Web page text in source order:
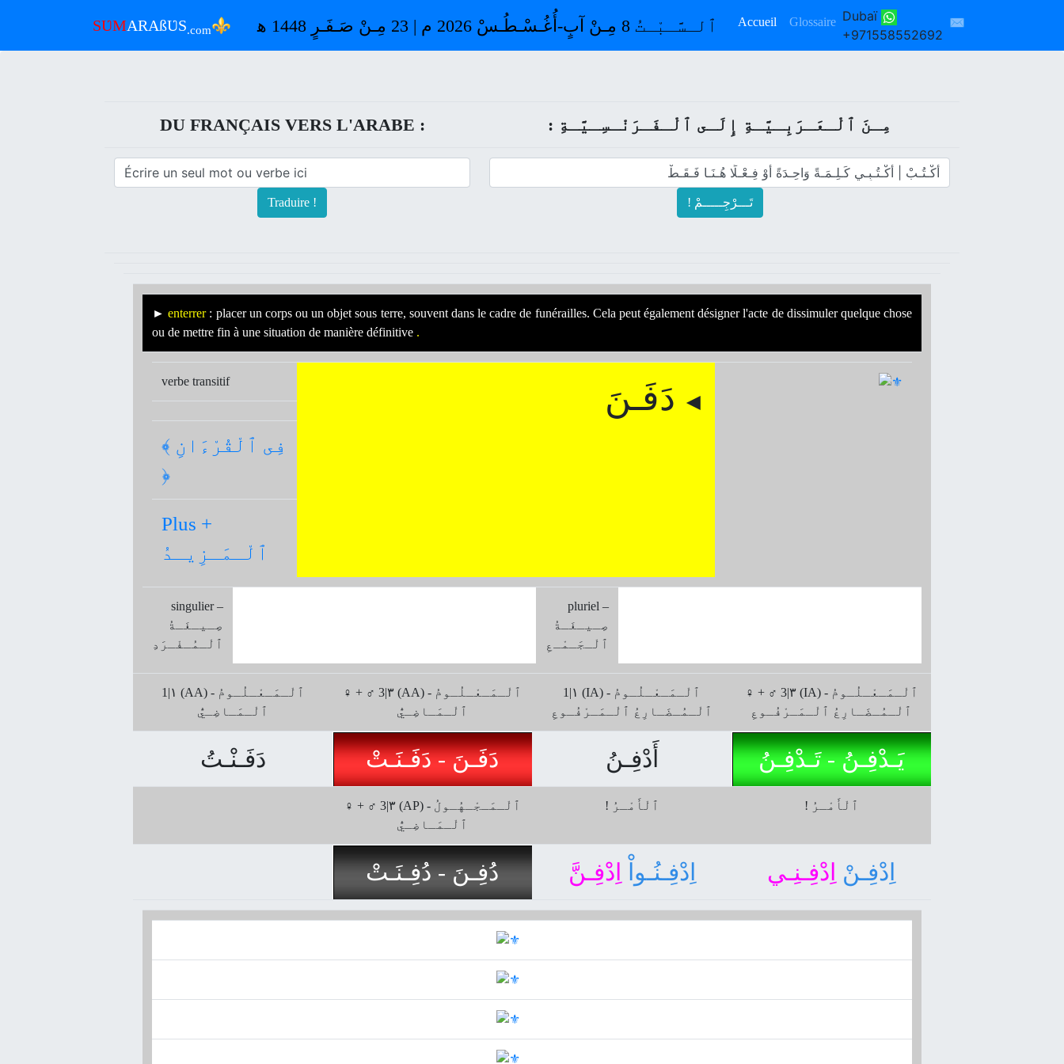
SƲMARAßƲS.com⚜ ٱلـسَّـبْـتُ 8 مِـنْ آبٍ-أُغُـسْـطُـسْ 2026 م | 23 مِـنْ صَـفَـرٍ 1448 ﻫ Accueil Glossaire Dubaï
+971558552692
✉
DU FRANÇAIS VERS L'ARABE : : مِـنَ ﭐلْـعَـرَبِـيَّـةِ إِلَـى ﭐلْـفَـرَنْـسِـيَّـةِ
Traduire ! ! تَـــرْجِـــــمْ
►enterrer : placer un corps ou un objet sous terre, souvent dans le cadre de funérailles. Cela peut également désigner l'acte de dissimuler quelque chose
ou de mettre fin à une situation de manière définitive .
verbe transitif
◄ دَفَـنَ
﴾ فِى ٱلْقُرْءَانِ
﴿
Plus +
ٱلْـمَـزِيـدُ
singulier –
صِـيـغَـةُ
ﭐلْـمُـفْـرَدِ
pluriel –
صِـيـغَـةُ
ﭐلْـجَـمْـعِ
1|۱ (AA) ﭐلْـمَـعْـلُـومُ -
ﭐلْـمَـاضِـيُّ
♀ + ♂ 3|۳ (AA) ﭐلْـمَـعْـلُـومُ -
ﭐلْـمَـاضِـيُّ
1|۱ (IA) ﭐلْـمَـعْـلُـومُ -
ﭐلْـمُـضَـارِعُ ﭐلْـمَـرْفُـوعِ
♀ + ♂ 3|۳ (IA) ﭐلْـمَـعْـلُـومُ -
ﭐلْـمُـضَـارِعُ ﭐلْـمَـرْفُـوعِ
دَفَـنْـتُ دَفَـنَ - دَفَـنَـتْ أَدْفِـنُ يَـدْفِـنُ - تَـدْفِـنُ
♀ + ♂ 3|۳ (AP) ﭐلْـمَـجْـهُـولُ -
ﭐلْـمَـاضِـيُّ
! ٱلْأَمْـرُ ! ٱلْأَمْـرُ
دُفِـنَ - دُفِـنَـتْ اِدْفِـنُـواْ اِدْفِـنَّ اِدْفِـنْ اِدْفِـنِـي